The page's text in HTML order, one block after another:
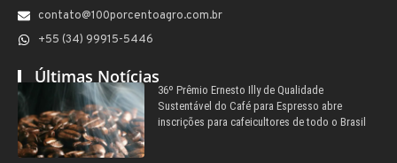
contato@100porcentoagro.com.br
+55 (34) 99915-5446
Últimas Notícias
36º Prêmio Ernesto Illy de Qualidade
Sustentável do Café para Espresso abre
inscrições para cafeicultores de todo o Brasil